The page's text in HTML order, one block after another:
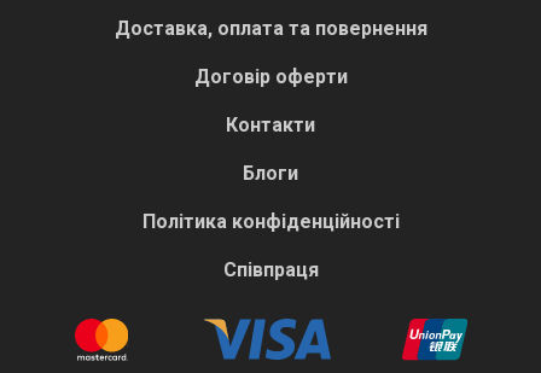
Доставка, оплата та повернення
Договір оферти
Контакти
Блоги
Політика конфіденційності
Співпраця